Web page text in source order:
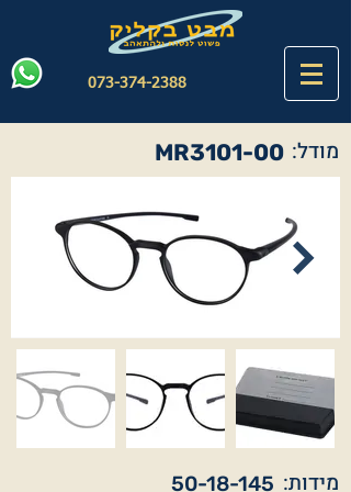
073-374-2388
MR3101-00 מודל:
50-18-145 מידות: